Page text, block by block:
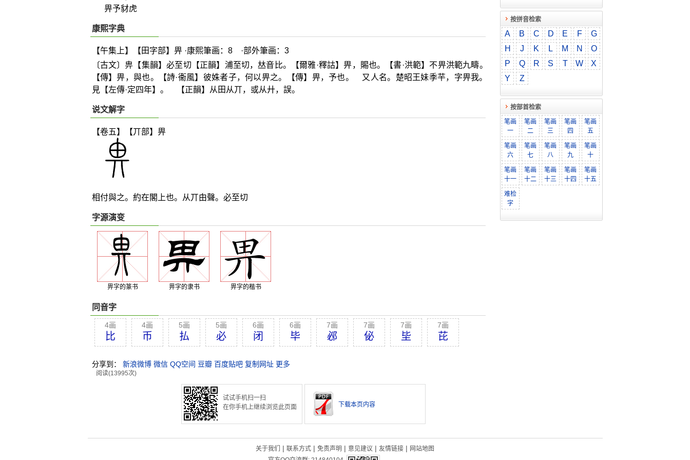
畀予豺虎
康熙字典
【午集上】【田字部】畀 ·康熙筆画：8 ·部外筆画：3
〔古文〕畁【集韻】必至切【正韻】浦至切，𠀤音比。【爾雅·釋詁】畀，賜也。【書·洪範】不畀洪範九疇。
【傳】畀，與也。【詩·衞風】彼姝者子，何以畀之。【傳】畀，予也。 又人名。楚昭王妹季芉，字畀我。
見【左傳·定四年】。 【正韻】从田从丌，或从廾，誤。
说文解字
【卷五】【丌部】 畀
相付與之。約在閣上也。从丌甶聲。必至切
字源演变
畀字的篆书 畀字的隶书 畀字的楷书
同音字
4画
比
4画
币
5画
払
5画
必
6画
闭
6画
毕
7画
邲
7画
佖
7画
坒
7画
芘
分享到： 新浪微博 微信 QQ空间 豆瓣 百度贴吧 复制网址 更多
阅读(13995次)
试试手机扫一扫
在你手机上继续浏览此页面
下载本页内容
按拼音检索
A B C D E F
G
H
J K L M N
O
P
Q R S T W
X
Y
Z
按部首检索
笔画
一
笔画
二
笔画
三
笔画
四
笔画
五
笔画
六
笔画
七
笔画
八
笔画
九
笔画
十
笔画
十一
笔画
十二
笔画
十三
笔画
十四
笔画
十五
难检
字
关于我们 | 联系方式 | 免责声明 | 意见建议 | 友情链接 | 网站地图